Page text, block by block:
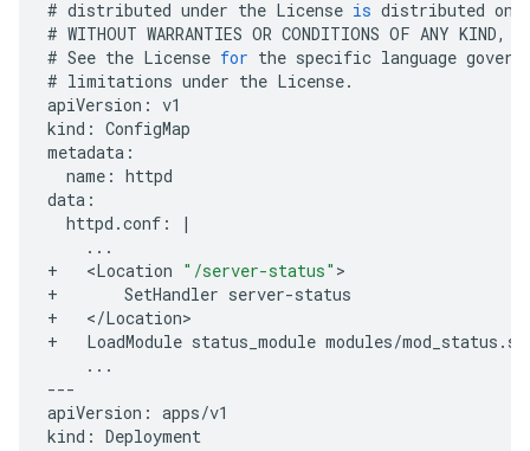
# distributed under the License is distributed on
# WITHOUT WARRANTIES OR CONDITIONS OF ANY KIND,
# See the License for the specific language
# limitations under the License.
apiVersion : v1
kind : ConfigMap
metadata :
name : httpd
data :
httpd .conf :
|
...
+
<Location "/server-status"
+
SetHandler server-status
+
</Location
+
LoadModule status_module modules/mod_status . so
...
---
apiVersion : apps/v1
kind : Deployment